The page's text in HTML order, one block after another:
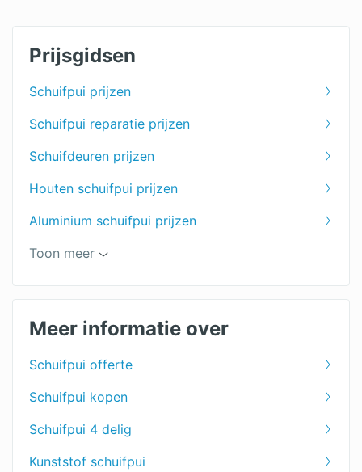
Prijsgidsen
Schuifpui prijzen
Schuifpui reparatie prijzen
Schuifdeuren prijzen
Houten schuifpui prijzen
Aluminium schuifpui prijzen
Kunststof schuifpui prijzen
Toon meer
Meer informatie over
Schuifpui offerte
Schuifpui kopen
Schuifpui 4 delig
Kunststof schuifpui